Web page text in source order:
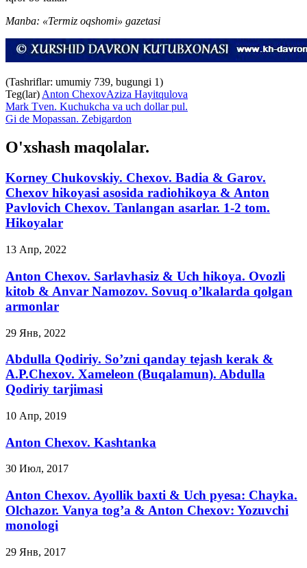
Manba: «Termiz oqshomi» gazetasi
(Tashriflar: umumiy 739, bugungi 1)
Teg(lar) Anton ChexovAziza Hayitqulova
Mark Tven. Kuchukcha va uch dollar pul.
Gi de Mopassan. Zebigardon
O'xshash maqolalar.
Korney Chukovskiy. Chexov. Badia & Garov.
Chexov hikoyasi asosida radiohikoya & Anton
Pavlovich Chexov. Tanlangan asarlar. 1-2 tom.
Hikoyalar
13 Апр, 2022
Anton Chexov. Sarlavhasiz & Uch hikoya. Ovozli
kitob & Anvar Namozov. Sovuq o’lkalarda qolgan
armonlar
29 Янв, 2022
Abdulla Qodiriy. So’zni qanday tejash kerak &
A.P.Chexov. Xameleon (Buqalamun). Abdulla
Qodiriy tarjimasi
10 Апр, 2019
Anton Chexov. Kashtanka
30 Июл, 2017
Anton Chexov. Ayollik baxti & Uch pyesa: Chayka.
Olchazor. Vanya tog’a & Anton Chexov: Yozuvchi
monologi
29 Янв, 2017